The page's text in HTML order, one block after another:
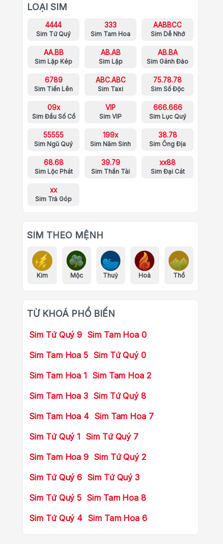
LOẠI SIM
4444
Sim Tứ Quý
333
Sim Tam Hoa
AABBCC
Sim Dễ Nhớ
AA.BB
Sim Lặp Kép
AB.AB
Sim Lặp
AB.BA
Sim Gánh Đảo
6789
Sim Tiến Lên
ABC.ABC
Sim Taxi
75.78.78
Sim Số Độc
09x
Sim Đầu Số Cổ
VIP
Sim VIP
666.666
Sim Lục Quý
55555
Sim Ngũ Quý
199x
Sim Năm Sinh
38.78
Sim Ông Địa
68.68
Sim Lộc Phát
39.79
Sim Thần Tài
xx88
Sim Đại Cát
xx
Sim Trả Góp
SIM THEO MỆNH
Kim Mộc Thuỷ Hoả Thổ
TỪ KHOÁ PHỔ BIẾN
Sim Tứ Quý 9 Sim Tam Hoa 0
Sim Tam Hoa 5 Sim Tứ Quý 0
Sim Tam Hoa 1 Sim Tam Hoa 2
Sim Tam Hoa 3 Sim Tứ Quý 8
Sim Tam Hoa 4 Sim Tam Hoa 7
Sim Tứ Quý 1 Sim Tứ Quý 7
Sim Tam Hoa 9 Sim Tứ Quý 2
Sim Tứ Quý 6 Sim Tứ Quý 3
Sim Tứ Quý 5 Sim Tam Hoa 8
Sim Tứ Quý 4 Sim Tam Hoa 6